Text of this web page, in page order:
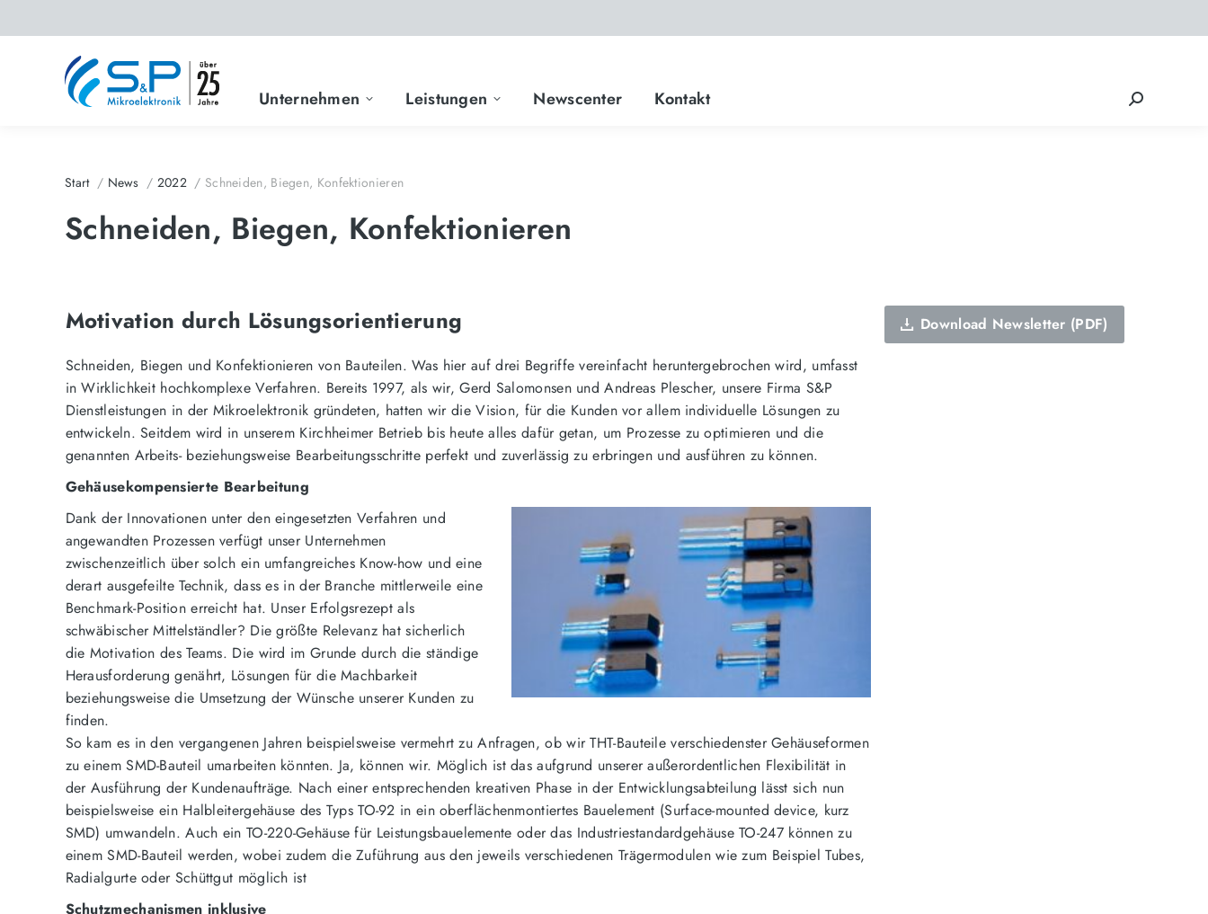
Unternehmen Leistungen Newscenter Kontakt Search:
Sie befinden sich hier:
Start News 2022 Schneiden, Biegen, Konfektionieren
Schneiden, Biegen, Konfektionieren
Motivation durch Lösungsorientierung
Schneiden, Biegen und Konfektionieren von Bauteilen. Was hier auf drei Begriffe vereinfacht heruntergebrochen wird, umfasst
in Wirklichkeit hochkomplexe Verfahren. Bereits 1997, als wir, Gerd Salomonsen und Andreas Plescher, unsere Firma S&P
Dienstleistungen in der Mikroelektronik gründeten, hatten wir die Vision, für die Kunden vor allem individuelle Lösungen zu
entwickeln. Seitdem wird in unserem Kirchheimer Betrieb bis heute alles dafür getan, um Prozesse zu optimieren und die
genannten Arbeits- beziehungsweise Bearbeitungsschritte perfekt und zuverlässig zu erbringen und ausführen zu können.
Gehäusekompensierte Bearbeitung
Dank der Innovationen unter den eingesetzten Verfahren und
angewandten Prozessen verfügt unser Unternehmen
zwischenzeitlich über solch ein umfangreiches Know-how und eine
derart ausgefeilte Technik, dass es in der Branche mittlerweile eine
Benchmark-Position erreicht hat. Unser Erfolgsrezept als
schwäbischer Mittelständler? Die größte Relevanz hat sicherlich
die Motivation des Teams. Die wird im Grunde durch die ständige
Herausforderung genährt, Lösungen für die Machbarkeit
beziehungsweise die Umsetzung der Wünsche unserer Kunden zu
finden.
So kam es in den vergangenen Jahren beispielsweise vermehrt zu Anfragen, ob wir THT-Bauteile verschiedenster Gehäuseformen
zu einem SMD-Bauteil umarbeiten könnten. Ja, können wir. Möglich ist das aufgrund unserer außerordentlichen Flexibilität in
der Ausführung der Kundenaufträge. Nach einer entsprechenden kreativen Phase in der Entwicklungsabteilung lässt sich nun
beispielsweise ein Halbleitergehäuse des Typs TO-92 in ein oberflächenmontiertes Bauelement (Surface-mounted device, kurz
SMD) umwandeln. Auch ein TO-220-Gehäuse für Leistungsbauelemente oder das Industriestandardgehäuse TO-247 können zu
einem SMD-Bauteil werden, wobei zudem die Zuführung aus den jeweils verschiedenen Trägermodulen wie zum Beispiel Tubes,
Radialgurte oder Schüttgut möglich ist
Schutzmechanismen inklusive
Download Newsletter (PDF)